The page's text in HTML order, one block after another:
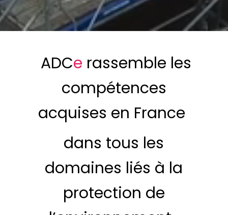
ADCe rassemble les
compétences
acquises en France
dans tous les
domaines liés à la
protection de